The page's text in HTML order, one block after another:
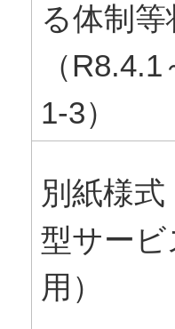
る体制
（
1-3）
別紙様
型サー
用）